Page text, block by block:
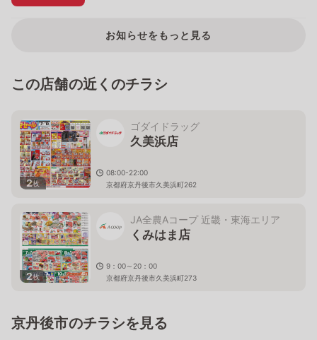
お知らせをもっと見る
この店舗の近くのチラシ
2枚
ゴダイドラッグ
久美浜店
08:00-22:00
京都府京丹後市久美浜町262
2枚
JA全農Aコープ 近畿・東海エリア
くみはま店
9：00～20：00
京都府京丹後市久美浜町273
京丹後市のチラシを見る